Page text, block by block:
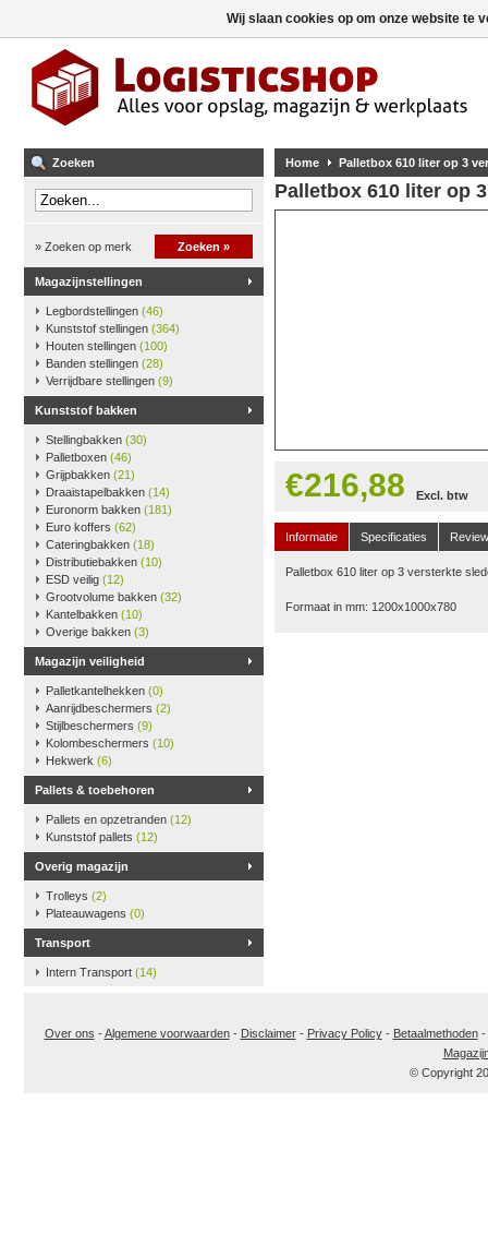
Zoeken
» Zoeken op merk Zoeken »
Magazijnstellingen
Legbordstellingen (46)
Kunststof stellingen (364)
Houten stellingen (100)
Banden stellingen (28)
Verrijdbare stellingen (9)
Kunststof bakken
Stellingbakken (30)
Palletboxen (46)
Grijpbakken (21)
Draaistapelbakken (14)
Euronorm bakken (181)
Euro koffers (62)
Cateringbakken (18)
Distributiebakken (10)
ESD veilig (12)
Grootvolume bakken (32)
Kantelbakken (10)
Overige bakken (3)
Magazijn veiligheid
Palletkantelhekken (0)
Aanrijdbeschermers (2)
Stijlbeschermers (9)
Kolombeschermers (10)
Hekwerk (6)
Pallets & toebehoren
Pallets en opzetranden (12)
Kunststof pallets (12)
Overig magazijn
Trolleys (2)
Plateauwagens (0)
Transport
Intern Transport (14)
Home Palletbox 610 liter op 3
Palletbox 610 liter op
€216,88 Excl. btw
Informatie Specificaties
Palletbox 610 liter op 3 versterkte
Formaat in mm: 1200x1000x780
Over ons -Algemene voorwaarden- Disclaimer- Privacy Policy- Betaalmethoden-
© Copyright
Wij slaan cookies op om onze website te